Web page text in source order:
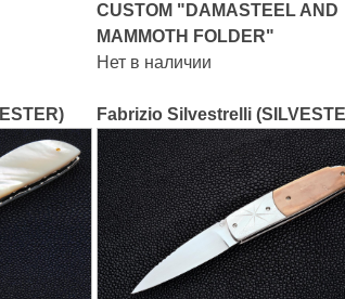
CUSTOM "DAMASTEEL AND
MAMMOTH FOLDER"
Нет в наличии
Fabrizio Silvestrelli